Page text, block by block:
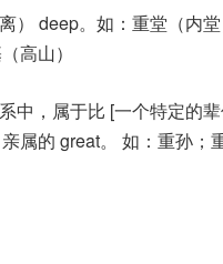
） deep。如：重堂（内
高山）
中，属于比 [一个特定的
属的 great。 如：重孙；